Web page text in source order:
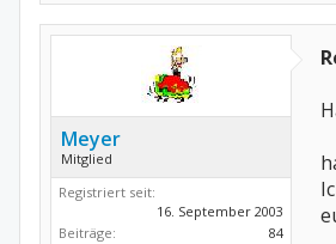
Meyer
Mitglied
Registriert seit:
16. September 2003
Beiträge:
84